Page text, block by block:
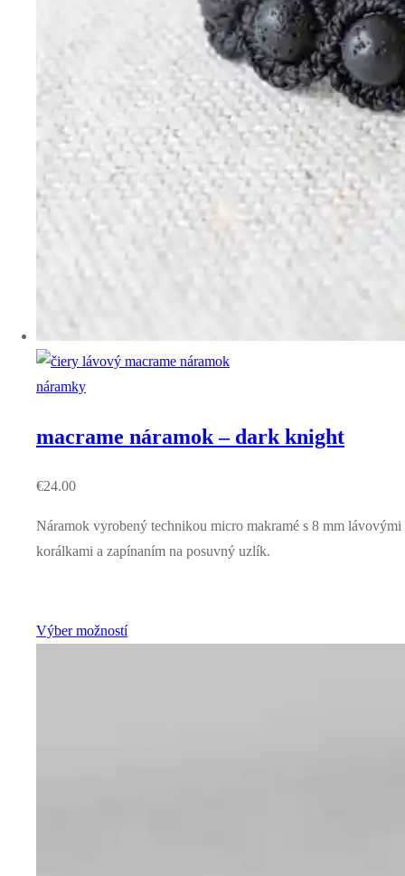
náramky
macrame náramok – dark knight
€24.00
Náramok vyrobený technikou micro makramé s 8 mm lávovými
korálkami a zapínaním na posuvný uzlík.
Výber možností